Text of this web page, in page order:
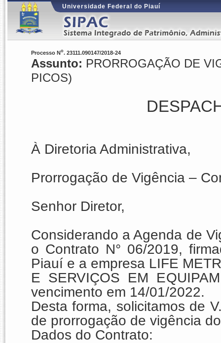
Universidade Federal do Piauí
Processo No. 23111.090147/2018-24
Assunto: PRORROGAÇÃO DE
PICOS)
À Diretoria Administrativa,
Prorrogação de Vigência –
Senhor Diretor,
Considerando a Agenda de
o Contrato N° 06/2019,
Piauí e a empresa LIFE
E SERVIÇOS EM
vencimento em 14/01/2022.
Desta forma, solicitamos de
de prorrogação de vigência
Dados do Contrato: